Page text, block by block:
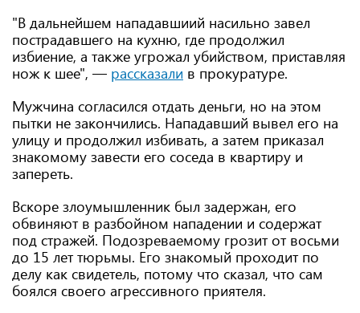
"В дальнейшем нападавшиий насильно завел
пострадавшего на кухню, где продолжил
избиение, а также угрожал убийством, приставляя
нож к шее", — рассказали в прокуратуре.
Мужчина согласился отдать деньги, но на этом
пытки не закончились. Нападавший вывел его на
улицу и продолжил избивать, а затем приказал
знакомому завести его соседа в квартиру и
запереть.
Вскоре злоумышленник был задержан, его
обвиняют в разбойном нападении и содержат
под стражей. Подозреваемому грозит от восьми
до 15 лет тюрьмы. Его знакомый проходит по
делу как свидетель, потому что сказал, что сам
боялся своего агрессивного приятеля.